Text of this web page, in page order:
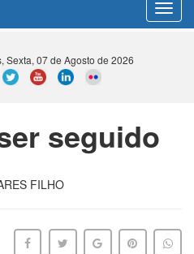
Toggle
Sexta, 07 de Agosto de 2026
seguido
FILHO